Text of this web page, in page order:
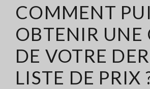
COMMENT
OBTENIR UNE
DE VOTRE
LISTE DE PRIX